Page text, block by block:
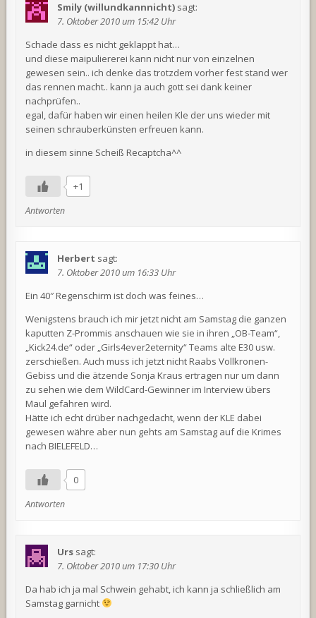
Smily (willundkannnicht) sagt:
7. Oktober 2010 um 15:42 Uhr
Schade dass es nicht geklappt hat…
und diese maipuliererei kann nicht nur von einzelnen
gewesen sein.. ich denke das trotzdem vorher fest stand wer
das rennen macht.. kann ja auch gott sei dank keiner
nachprüfen..
egal, dafür haben wir einen heilen Kle der uns wieder mit
seinen schrauberkünsten erfreuen kann.
in diesem sinne Scheiß Recaptcha^^
+1
Antworten
Herbert sagt:
7. Oktober 2010 um 16:33 Uhr
Ein 40″ Regenschirm ist doch was feines…
Wenigstens brauch ich mir jetzt nicht am Samstag die ganzen
kaputten Z-Prommis anschauen wie sie in ihren „OB-Team“,
„Kick24.de“ oder „Girls4ever2eternity“ Teams alte E30 usw.
zerschießen. Auch muss ich jetzt nicht Raabs Vollkronen-
Gebiss und die ätzende Sonja Kraus ertragen nur um dann
zu sehen wie dem WildCard-Gewinner im Interview übers
Maul gefahren wird.
Hätte ich echt drüber nachgedacht, wenn der KLE dabei
gewesen währe aber nun gehts am Samstag auf die Krimes
nach BIELEFELD…
0
Antworten
Urs sagt:
7. Oktober 2010 um 17:30 Uhr
Da hab ich ja mal Schwein gehabt, ich kann ja schließlich am
Samstag garnicht